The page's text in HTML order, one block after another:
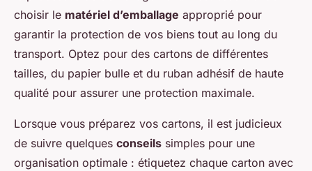
choisir le matériel d’emballage approprié pour
garantir la protection de vos biens tout au long du
transport. Optez pour des cartons de différentes
tailles, du papier bulle et du ruban adhésif de haute
qualité pour assurer une protection maximale.
Lorsque vous préparez vos cartons, il est judicieux
de suivre quelques conseils simples pour une
organisation optimale : étiquetez chaque carton avec